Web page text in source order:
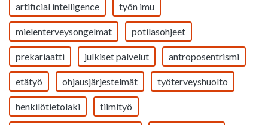
artificial intelligence työn imu
mielenterveysongelmat potilasohjeet
prekariaatti julkiset palvelut antroposentrismi
etätyö ohjausjärjestelmät työterveyshuolto
henkilötietolaki tiimityö